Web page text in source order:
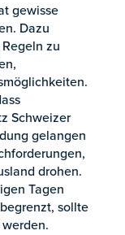
gewisse
Dazu
zu
Schweizer
gelangen
drohen.
Tagen
sollte